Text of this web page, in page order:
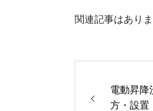
関連記事はありま
電動昇降
方・設置